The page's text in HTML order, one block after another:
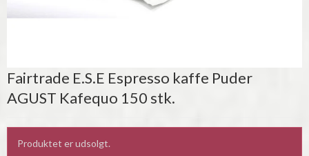
Fairtrade E.S.E Espresso kaffe Puder
AGUST Kafequo 150 stk.
Produktet er udsolgt.